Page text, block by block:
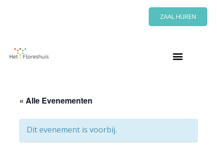
ZAAL HUREN
« Alle Evenementen
Dit evenement is voorbij.